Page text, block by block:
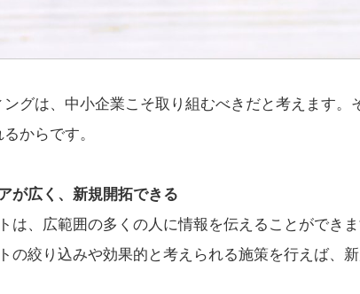
グは、中小企業こそ取り組むべきだと考えます。
からです。
が広く、新規開拓できる
は、広範囲の多くの人に情報を伝えることができ
の絞り込みや効果的と考えられる施策を行えば、